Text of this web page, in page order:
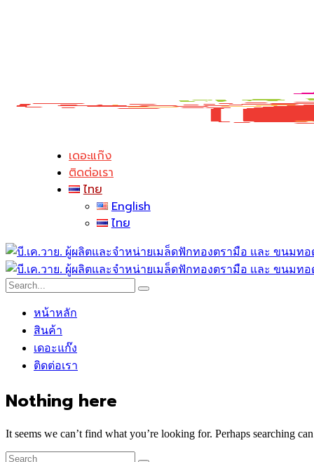
เดอะแก๊ง
ติดต่อเรา
ไทย
English
ไทย
หน้าหลัก
สินค้า
เดอะแก๊ง
ติดต่อเรา
Nothing here
It seems we can’t find what you’re looking for. Perhaps searching